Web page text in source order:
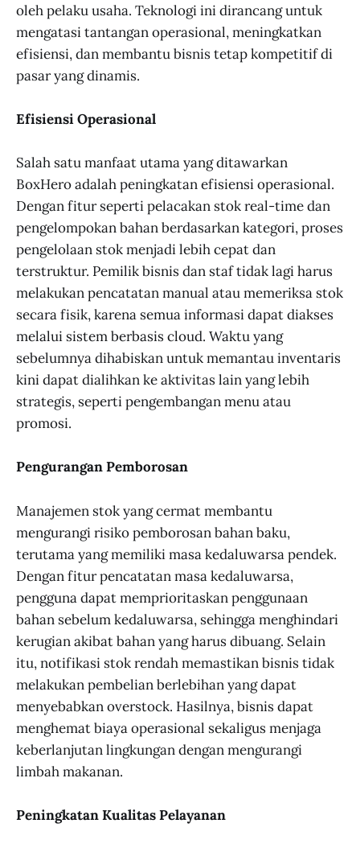
oleh pelaku usaha. Teknologi ini dirancang untuk
mengatasi tantangan operasional, meningkatkan
efisiensi, dan membantu bisnis tetap kompetitif di
pasar yang dinamis.
Efisiensi Operasional
Salah satu manfaat utama yang ditawarkan
BoxHero adalah peningkatan efisiensi operasional.
Dengan fitur seperti pelacakan stok real-time dan
pengelompokan bahan berdasarkan kategori, proses
pengelolaan stok menjadi lebih cepat dan
terstruktur. Pemilik bisnis dan staf tidak lagi harus
melakukan pencatatan manual atau memeriksa stok
secara fisik, karena semua informasi dapat diakses
melalui sistem berbasis cloud. Waktu yang
sebelumnya dihabiskan untuk memantau inventaris
kini dapat dialihkan ke aktivitas lain yang lebih
strategis, seperti pengembangan menu atau
promosi.
Pengurangan Pemborosan
Manajemen stok yang cermat membantu
mengurangi risiko pemborosan bahan baku,
terutama yang memiliki masa kedaluwarsa pendek.
Dengan fitur pencatatan masa kedaluwarsa,
pengguna dapat memprioritaskan penggunaan
bahan sebelum kedaluwarsa, sehingga menghindari
kerugian akibat bahan yang harus dibuang. Selain
itu, notifikasi stok rendah memastikan bisnis tidak
melakukan pembelian berlebihan yang dapat
menyebabkan overstock. Hasilnya, bisnis dapat
menghemat biaya operasional sekaligus menjaga
keberlanjutan lingkungan dengan mengurangi
limbah makanan.
Peningkatan Kualitas Pelayanan